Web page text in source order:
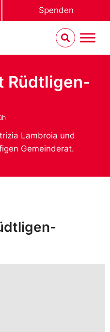
Spenden
Rüdtligen-
Lambroia und
Gemeinderat.